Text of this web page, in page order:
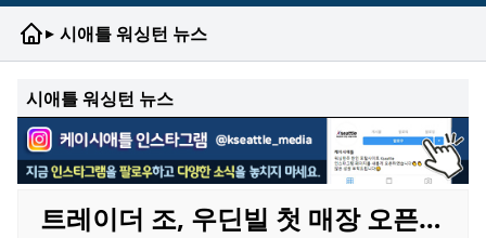
▸ 시애틀 워싱턴 뉴스
시애틀 워싱턴 뉴스
트레이더 조, 우딘빌 첫 매장 오픈…